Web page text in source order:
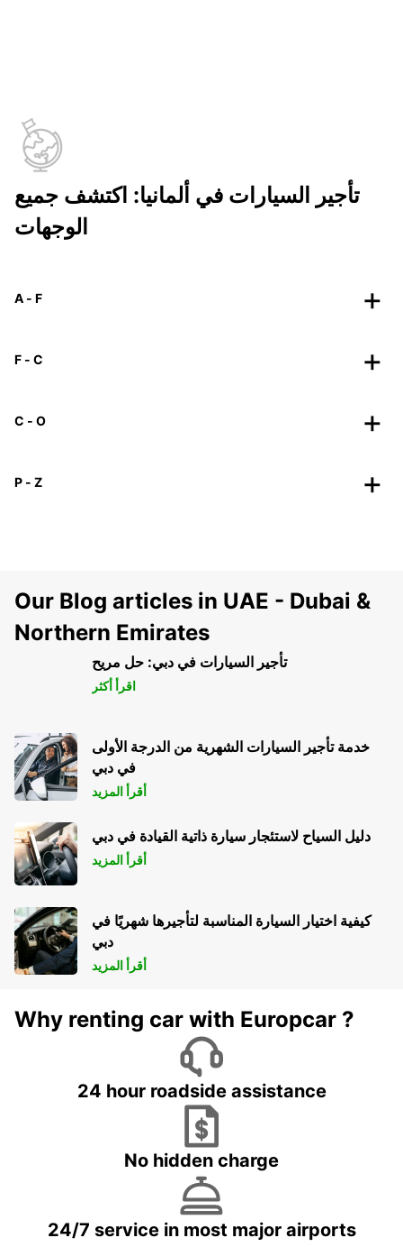
تأجير السيارات في ألمانيا: اكتشف جميع
الوجهات
A - F
F - C
C - O
P - Z
Our Blog articles in UAE - Dubai &
Northern Emirates
تأجير السيارات في دبي: حل مريح
اقرأ أكثر
خدمة تأجير السيارات الشهرية من الدرجة الأولى
في دبي
أقرأ المزيد
دليل السياح لاستئجار سيارة ذاتية القيادة في دبي
أقرأ المزيد
كيفية اختيار السيارة المناسبة لتأجيرها شهريًا في
دبي
أقرأ المزيد
Why renting car with Europcar ?
24 hour roadside assistance
No hidden charge
24/7 service in most major airports